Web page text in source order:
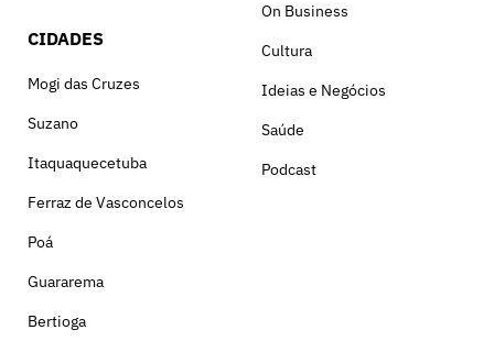
CIDADES
Mogi das Cruzes
Suzano
Itaquaquecetuba
Ferraz de Vasconcelos
Poá
Guararema
Bertioga
On Business
Cultura
Ideias e Negócios
Saúde
Podcast